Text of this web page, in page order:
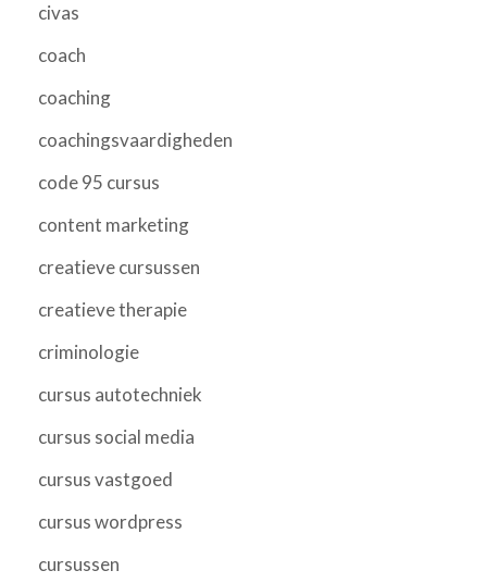
civas
coach
coaching
coachingsvaardigheden
code 95 cursus
content marketing
creatieve cursussen
creatieve therapie
criminologie
cursus autotechniek
cursus social media
cursus vastgoed
cursus wordpress
cursussen